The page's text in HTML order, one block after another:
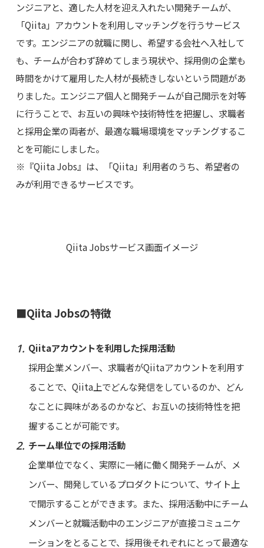
ンジニアと、適した人材を迎え入れたい開発チームが、
「Qiita」アカウントを利用しマッチングを行うサービス
です。エンジニアの就職に関し、希望する会社へ入社して
も、チームが合わず辞めてしまう現状や、採用側の企業も
時間をかけて雇用した人材が長続きしないという問題があ
りました。エンジニア個人と開発チームが自己開示を対等
に行うことで、お互いの興味や技術特性を把握し、求職者
と採用企業の両者が、最適な職場環境をマッチングするこ
とを可能にしました。
※『Qiita Jobs』は、「Qiita」利用者のうち、希望者の
みが利用できるサービスです。
Qiita Jobsサービス画面イメージ
■Qiita Jobsの特徴
Qiitaアカウントを利用した採用活動
採用企業メンバー、求職者がQiitaアカウントを利用す
ることで、Qiita上でどんな発信をしているのか、どん
なことに興味があるのかなど、お互いの技術特性を把
握することが可能です。
チーム単位での採用活動
企業単位でなく、実際に一緒に働く開発チームが、メ
ンバー、開発しているプロダクトについて、サイト上
で開示することができます。また、採用活動中にチーム
メンバーと就職活動中のエンジニアが直接コミュニケ
ーションをとることで、採用後それぞれにとって最適な